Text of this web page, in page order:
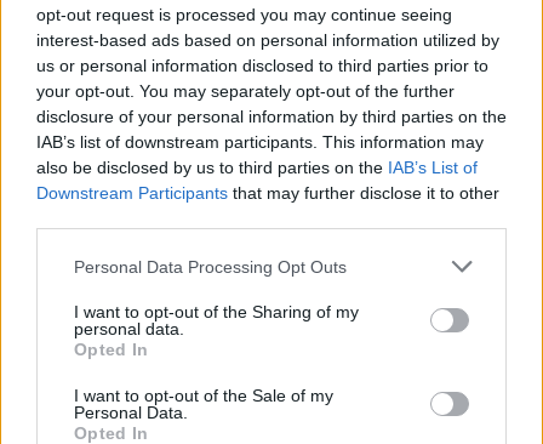
opt-out request is processed you may continue seeing
interest-based ads based on personal information utilized by
us or personal information disclosed to third parties prior to
your opt-out. You may separately opt-out of the further
disclosure of your personal information by third parties on the
IAB’s list of downstream participants. This information may
also be disclosed by us to third parties on the IAB’s List of
Downstream Participants that may further disclose it to other
Personal Data Processing Opt Outs
I want to opt-out of the Sharing of my
personal data.
Opted In
I want to opt-out of the Sale of my
Personal Data.
Opted In
T. szereti a fiatal lányokat 14. rész
Pedig szóltam… – Miért nem hiszünk a
A legidegesítőbb kifejezések laza
gyűjteménye
Elyna Robbs: Adéle és az örökölt árnyak